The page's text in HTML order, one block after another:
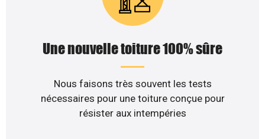
Une nouvelle toiture 100% sûre
Nous faisons très souvent les tests
nécessaires pour une toiture conçue pour
résister aux intempéries